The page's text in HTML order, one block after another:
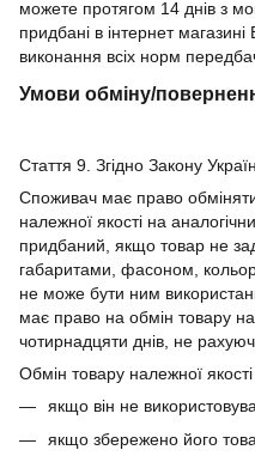
можете протягом 14 днів з
придбані в інтернет
виконання всіх норм
Умови обміну/
Стаття 9. Згідно Закону
Споживач має право
належної якості на
придбаний, якщо товар не
габаритами, фасоном,
не може бути ним
має право на обмін товару
чотирнадцяти днів, не
Обмін товару належної
якщо він не
якщо збережено його